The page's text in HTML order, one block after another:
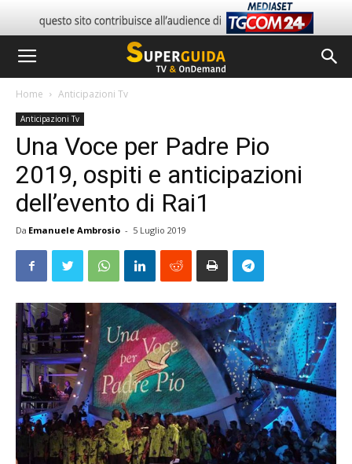
Home Anticipazioni Tv
Anticipazioni Tv
Una Voce per Padre Pio
2019, ospiti e anticipazioni
dell’evento di Rai1
Da Emanuele Ambrosio - 5 Luglio 2019